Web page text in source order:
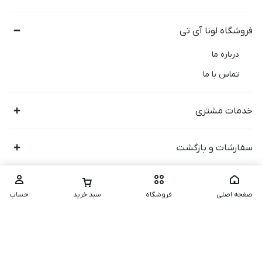
فروشگاه لونا آی تی
درباره ما
تماس با ما
خدمات مشتری
سفارشات و بازگشت
صفحه اصلی فروشگاه سبد خرید حساب